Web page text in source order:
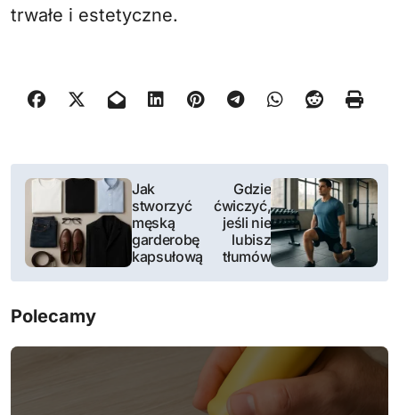
trwałe i estetyczne.
N
w
i
g
a
Jak
stworzyć
męską
garderobę
kapsułową
Gdzie
ćwiczyć,
jeśli nie
lubisz
tłumów
Polecamy